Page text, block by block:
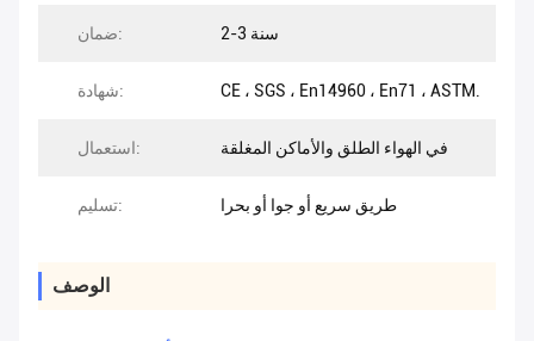
ضمان: 2-3 سنة
شهادة: CE ، SGS ، En14960 ، En71 ، ASTM.
استعمال: في الهواء الطلق والأماكن المغلقة
تسليم: طريق سريع أو جوا أو بحرا
الوصف